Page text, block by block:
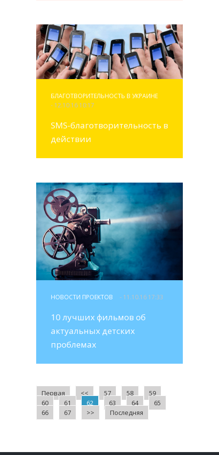
БЛАГОТВОРИТЕЛЬНОСТЬ В УКРАИНЕ
- 12.10.16 10:17
SMS-благотворительность в
действии
НОВОСТИ ПРОЕКТОВ - 11.10.16 17:33
10 лучших фильмов об
актуальных детских
проблемах
Первая << 57 58
59
60
61 62 63 64
65
66
67 >> Последняя